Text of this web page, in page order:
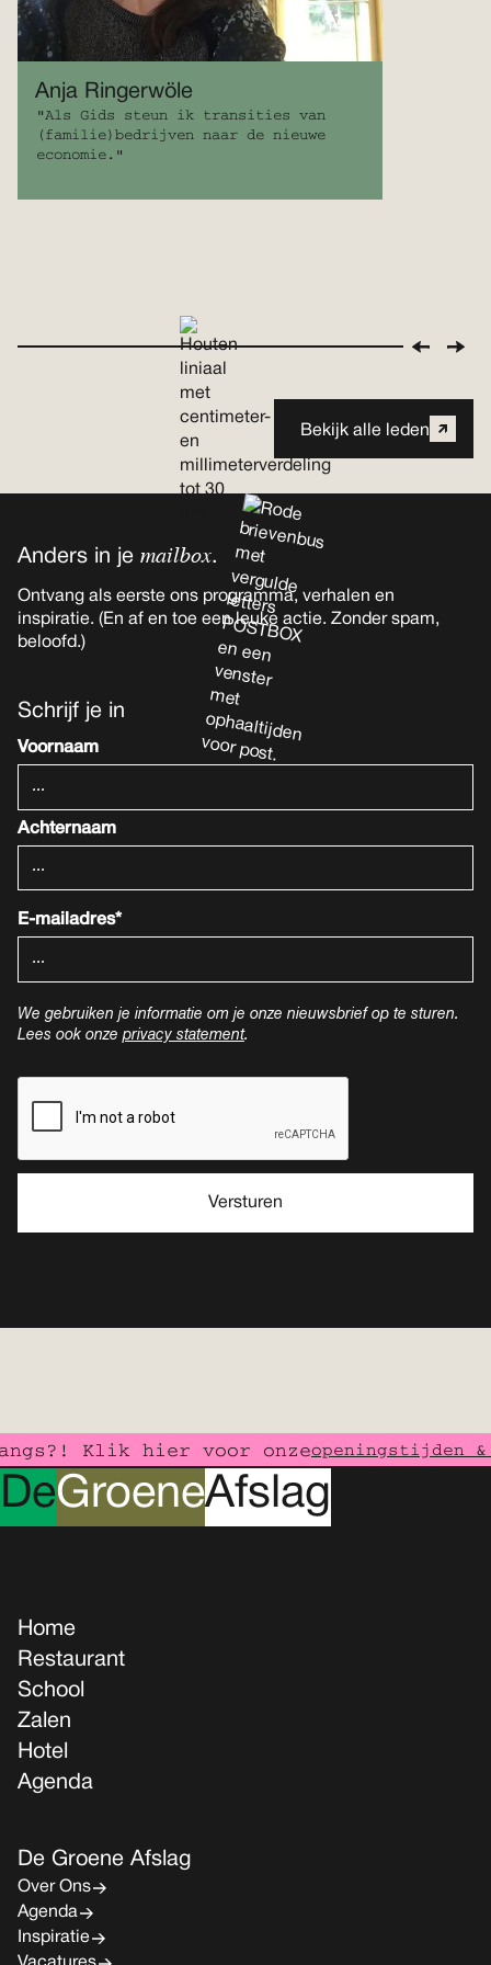
Anja Ringerwöle
"Als Gids steun ik transities van
(familie)bedrijven naar de nieuwe
economie."
Bekijk alle leden
Anders in je mailbox.
Ontvang als eerste ons programma, verhalen en
inspiratie. (En af en toe een leuke actie. Zonder spam,
beloofd.)
Schrijf je in
Voornaam
Achternaam
E-mailadres*
We gebruiken je informatie om je onze nieuwsbrief op te sturen.
Lees ook onze privacy statement.
Klik hier voor onzeopeningstijden &
DeGroeneAfslag
Home
Restaurant
School
Zalen
Hotel
Agenda
De Groene Afslag
Over Ons
Agenda
Inspiratie